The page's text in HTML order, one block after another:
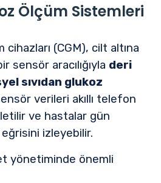
Ölçüm Sistemleri
(CGM), cilt altına
sensör aracılığıyla deri
sıvıdan glukoz
verileri akıllı telefon
ve hastalar gün
izleyebilir.
yönetiminde önemli